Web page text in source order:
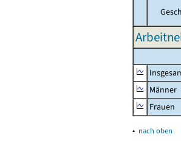
Männer
Frauen
▴ nach oben